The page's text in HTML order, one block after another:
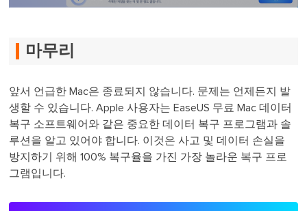
마무리
앞서 언급한 Mac은 종료되지 않습니다. 문제는 언제든지 발
생할 수 있습니다. Apple 사용자는 EaseUS 무료 Mac 데이터
복구 소프트웨어와 같은 중요한 데이터 복구 프로그램과 솔
루션을 알고 있어야 합니다. 이것은 사고 및 데이터 손실을
방지하기 위해 100% 복구율을 가진 가장 놀라운 복구 프로
그램입니다.